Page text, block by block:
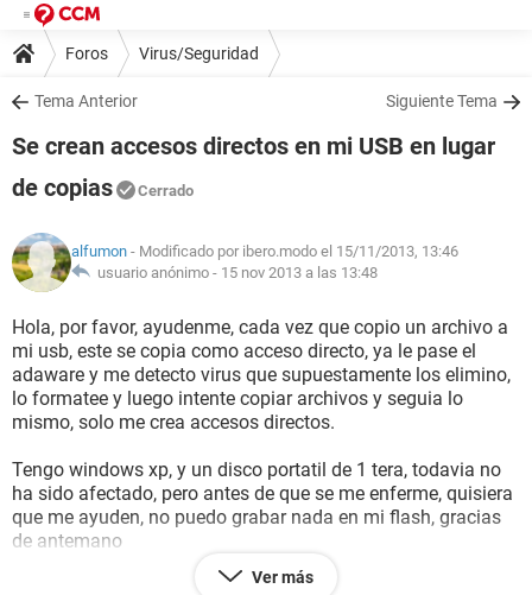
Foros Virus/Seguridad
Tema Anterior Siguiente Tema
Se crean accesos directos en mi USB en lugar
de copias
Cerrado
alfumon - Modificado por ibero.modo el 15/11/2013, 13:46
usuario anónimo - 15 nov 2013 a las 13:48
Hola, por favor, ayudenme, cada vez que copio un archivo a
mi usb, este se copia como acceso directo, ya le pase el
adaware y me detecto virus que supuestamente los elimino,
lo formatee y luego intente copiar archivos y seguia lo
mismo, solo me crea accesos directos.
Tengo windows xp, y un disco portatil de 1 tera, todavia no
ha sido afectado, pero antes de que se me enferme, quisiera
que me ayuden, no puedo grabar nada en mi flash, gracias
de antemano
Ver más